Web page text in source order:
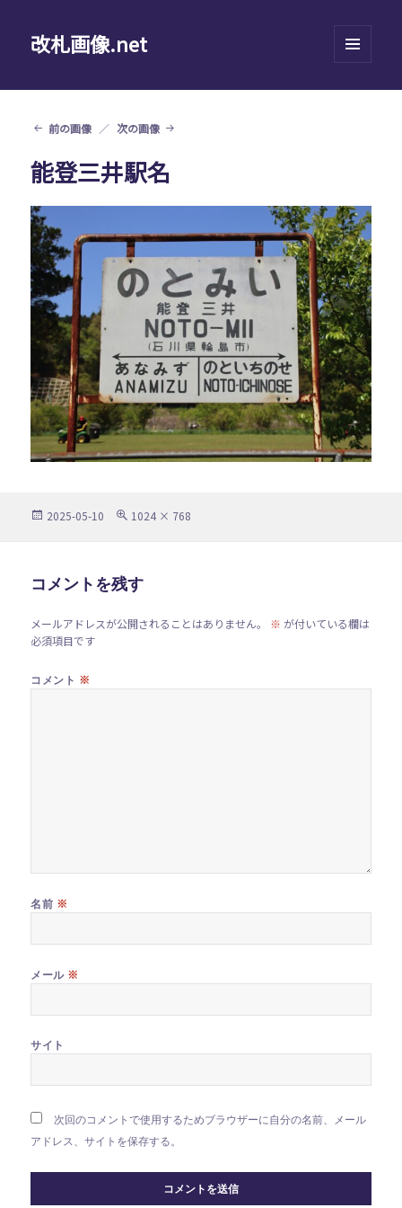
改札画像.net
ーとウ
前の画像 次の画像
能登三井駅名
投
2025-05-10
フ
ズ
1024 × 768
コメントを残す
メールアドレスが公開されることはありません。 ※ が付いている欄は
必須項目です
コメント ※
名前 ※
メール ※
サイト
次回のコメントで使用するためブラウザーに自分の名前、メール
アドレス、サイトを保存する。